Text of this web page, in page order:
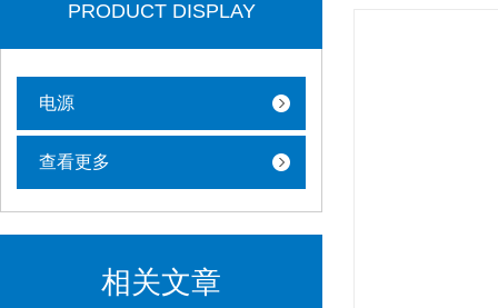
PRODUCT DISPLAY
电源
查看更多
相关文章